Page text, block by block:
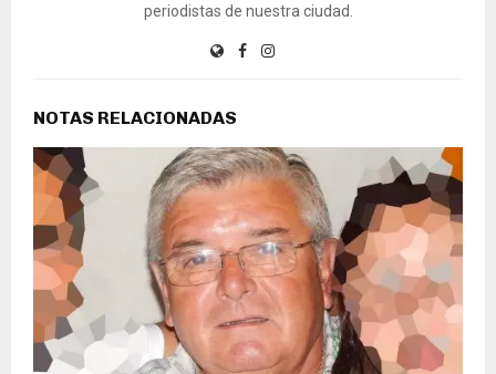
periodistas de nuestra ciudad.
NOTAS RELACIONADAS